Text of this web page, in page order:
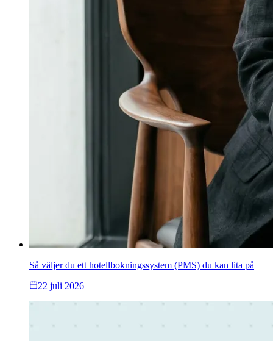
Så väljer du ett hotellbokningssystem (PMS) du kan lita på
22 juli 2026